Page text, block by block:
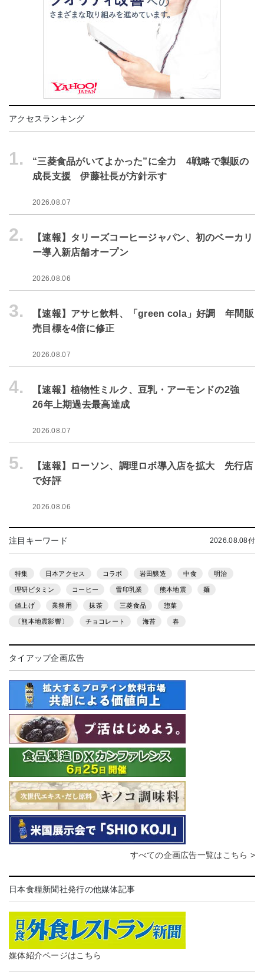
アクセスランキング
1.
“三菱食品がいてよかった”に全力 4戦略で製販の
成長支援 伊藤社長が方針示す
2026.08.07
2.
【速報】タリーズコーヒージャパン、初のベーカリ
ー導入新店舗オープン
2026.08.06
3.
【速報】アサヒ飲料、「green cola」好調 年間販
売目標を4倍に修正
2026.08.07
4.
【速報】植物性ミルク、豆乳・アーモンドの2強
26年上期過去最高達成
2026.08.07
5.
【速報】ローソン、調理ロボ導入店を拡大 先行店
で好評
2026.08.06
注目キーワード 2026.08.08付
特集 日本アクセス コラボ 岩田醸造 中食 明治
理研ビタミン コーヒー 雪印乳業 熊本地震 麺
値上げ 業務用 抹茶 三菱食品 惣菜
〔熊本地震影響〕 チョコレート 海苔 春
タイアップ企画広告
すべての企画広告一覧はこちら >
日本食糧新聞社発行の他媒体記事
媒体紹介ページはこちら